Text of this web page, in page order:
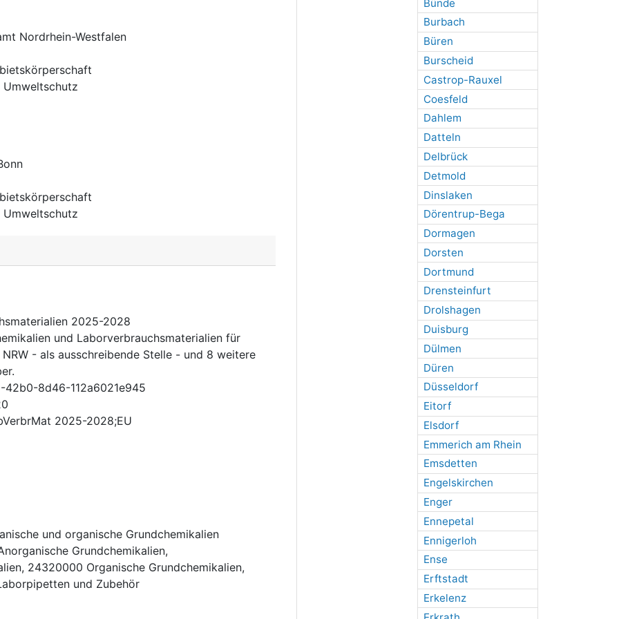
Bünde
Burbach
Büren
Burscheid
Castrop-Rauxel
Coesfeld
Dahlem
Datteln
Delbrück
Detmold
Dinslaken
Dörentrup-Bega
Dormagen
Dorsten
Dortmund
Drensteinfurt
Drolshagen
Duisburg
Dülmen
Düren
Düsseldorf
Eitorf
Elsdorf
Emmerich am Rhein
Emsdetten
Engelskirchen
Enger
Ennepetal
Ennigerloh
Ense
Erftstadt
Erkelenz
Nordrhein-Westfalen
Umweltschutz
Umweltschutz
2025-2028
und Laborverbrauchsmaterialien für
- als ausschreibende Stelle - und 8 weitere
8d46-112a6021e945
2025-2028;EU
und organische Grundchemikalien
Grundchemikalien,
, 24320000 Organische Grundchemikalien,
und Zubehör